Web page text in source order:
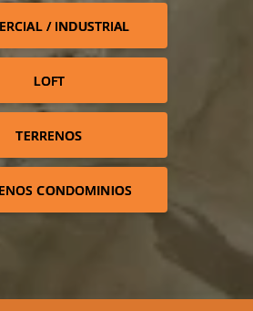
/ INDUSTRIAL
LOFT
TERRENOS
CONDOMINIOS